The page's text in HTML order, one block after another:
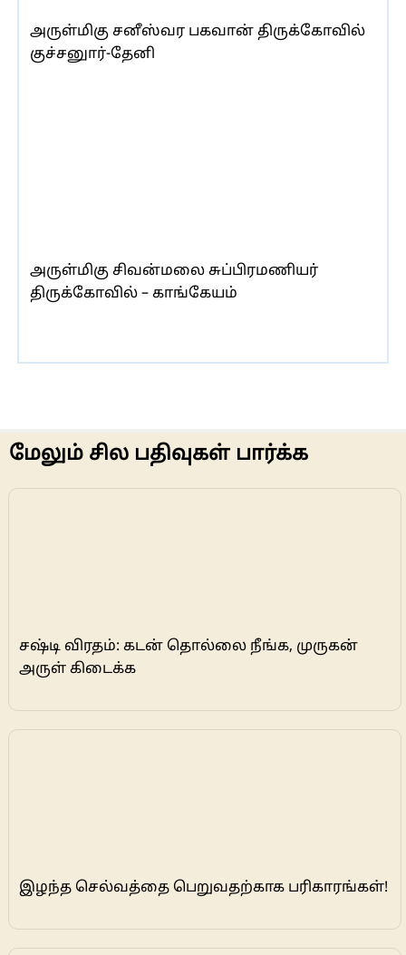
அருள்மிகு சனீஸ்வர பகவான் திருக்கோவில்
குச்சனுார்-தேனி
அருள்மிகு சிவன்மலை சுப்பிரமணியர்
திருக்கோவில் – காங்கேயம்
மேலும் சில பதிவுகள் பார்க்க
சஷ்டி விரதம்: கடன் தொல்லை நீங்க, முருகன்
அருள் கிடைக்க
இழந்த செல்வத்தை பெறுவதற்காக பரிகாரங்கள்!